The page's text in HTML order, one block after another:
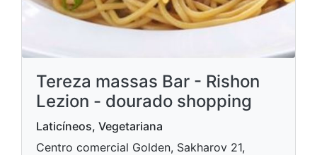
Tereza massas Bar - Rishon
Lezion - dourado shopping
Laticíneos, Vegetariana
Centro comercial Golden, Sakharov 21,